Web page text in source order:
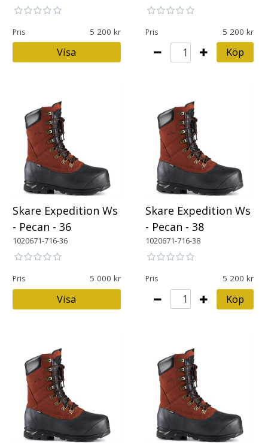
Pris 5 200
Visa
Pris 5 200
Köp
Skare Expedition Ws
- Pecan - 36
1020671-716-36
Pris 5 000
Visa
Skare Expedition Ws
- Pecan - 38
1020671-716-38
Pris 5 200
Köp